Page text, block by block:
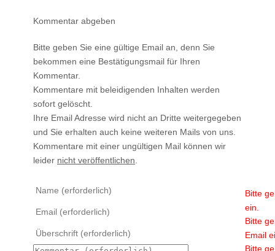
Kommentar abgeben
Bitte geben Sie eine gültige Email an, denn Sie
bekommen eine Bestätigungsmail für Ihren
Kommentar.
Kommentare mit beleidigenden Inhalten werden
sofort gelöscht.
Ihre Email Adresse wird nicht an Dritte weitergegeben
und Sie erhalten auch keine weiteren Mails von uns.
Kommentare mit einer ungültigen Mail können wir
leider nicht veröffentlichen
Bitte
ein.
Bitte
Email
Bitte